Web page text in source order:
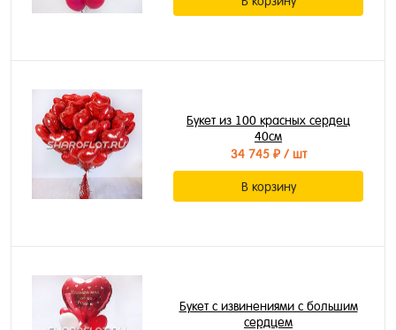
Букет из 100 красных сердец
40см
34 745 ₽/ шт
В корзину
Букет с извинениями с большим
сердцем